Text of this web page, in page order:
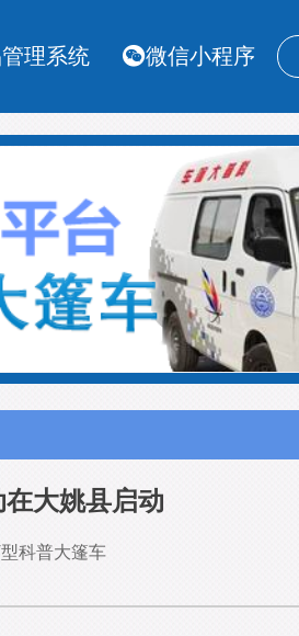
理系统 微信小程序
大姚县启动
科普大篷车